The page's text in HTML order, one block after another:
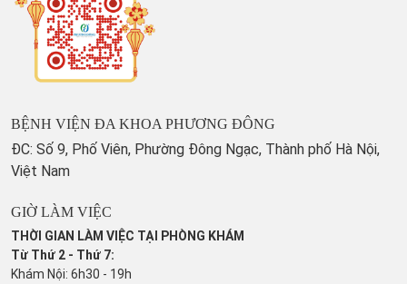
BỆNH VIỆN ĐA KHOA PHƯƠNG ĐÔNG
ĐC: Số 9, Phố Viên, Phường Đông Ngạc, Thành phố Hà Nội,
Việt Nam
GIỜ LÀM VIỆC
THỜI GIAN LÀM VIỆC TẠI PHÒNG KHÁM
Từ Thứ 2 - Thứ 7:
Khám Nội: 6h30 - 19h